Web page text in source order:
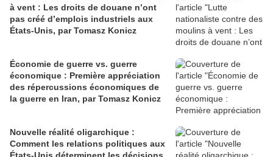
à vent : Les droits de douane n’ont
pas créé d’emplois industriels aux
États-Unis, par Tomasz Konicz
Économie de guerre vs. guerre
économique : Première appréciation
des répercussions économiques de
la guerre en Iran, par Tomasz Konicz
Nouvelle réalité oligarchique :
Comment les relations politiques aux